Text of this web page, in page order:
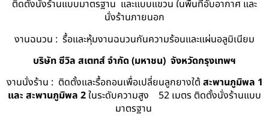
ติดตั้งนั่งร้านแบบมาตรฐาน และแบบแขวน ในพื้นที่อับอากาศ และ
นั่งร้านภายนอก
งานฉนวน : รื้อและหุ้มงานฉนวนกันความร้อนและแผ่นอลูมิเนียม
บริษัท ซีวิล สเตทส์ จำกัด (มหาชน) จังหวัดกรุงเทพฯ
งานนั่งร้าน : ติดตั้งและรื้อถอนเพื่อเปลี่ยนลูกยางใต้ สะพานภูมิพล 1
และ สะพานภูมิพล 2ในระดับความสูง 52 เมตร ติดตั้งนั่งร้านแบบ
มาตรฐาน